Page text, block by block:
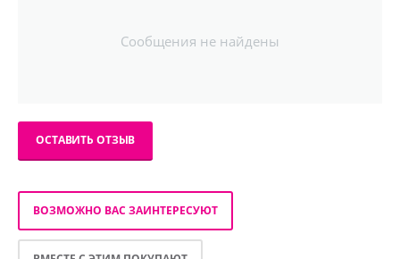
Сообщения не найдены
ОСТАВИТЬ ОТЗЫВ
ВОЗМОЖНО ВАС ЗАИНТЕРЕСУЮТ